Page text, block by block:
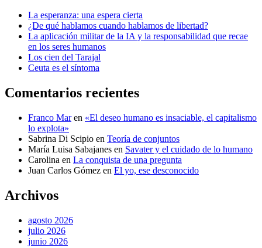
La esperanza: una espera cierta
¿De qué hablamos cuando hablamos de libertad?
La aplicación militar de la IA y la responsabilidad que recae
en los seres humanos
Los cien del Tarajal
Ceuta es el síntoma
Comentarios recientes
Franco Maren «El deseo humano es insaciable, el capitalismo
lo explota»
Sabrina Di Scipio en Teoría de conjuntos
María Luisa Sabajanes en Savater y el cuidado de lo humano
Carolina en La conquista de una pregunta
Juan Carlos Gómez en El yo, ese desconocido
Archivos
agosto 2026
julio 2026
junio 2026